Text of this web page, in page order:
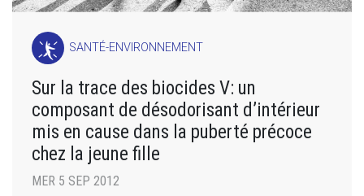
SANTÉ-ENVIRONNEMENT
Sur la trace des biocides V: un
composant de désodorisant d’intérieur
mis en cause dans la puberté précoce
chez la jeune fille
MER 5 SEP 2012